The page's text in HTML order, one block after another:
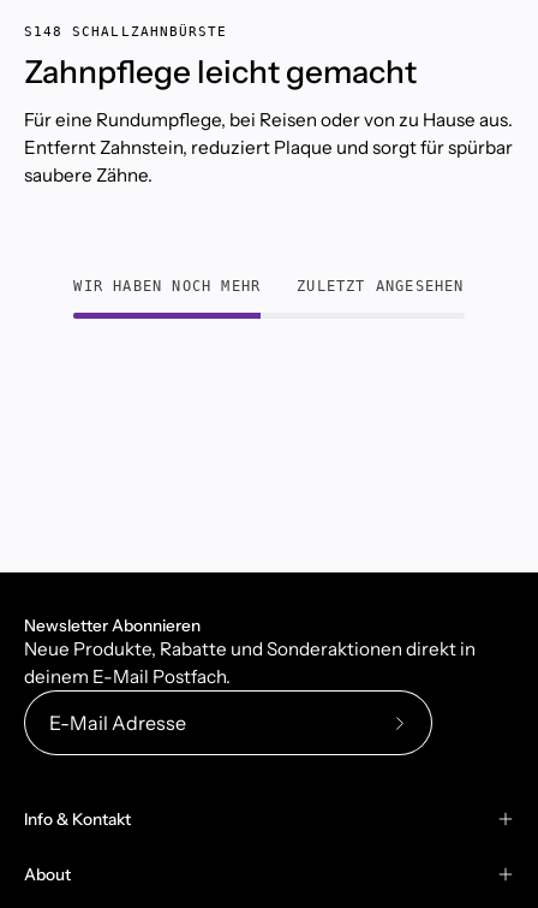
S148 SCHALLZAHNBÜRSTE
Zahnpflege leicht gemacht
Für eine Rundumpflege, bei Reisen oder von zu Hause aus.
Entfernt Zahnstein, reduziert Plaque und sorgt für spürbar
saubere Zähne.
WIR HABEN NOCH MEHR ZULETZT ANGESEHEN
Newsletter Abonnieren
Neue Produkte, Rabatte und Sonderaktionen direkt in
deinem E-Mail Postfach.
Abonniere
Info & Kontakt
About